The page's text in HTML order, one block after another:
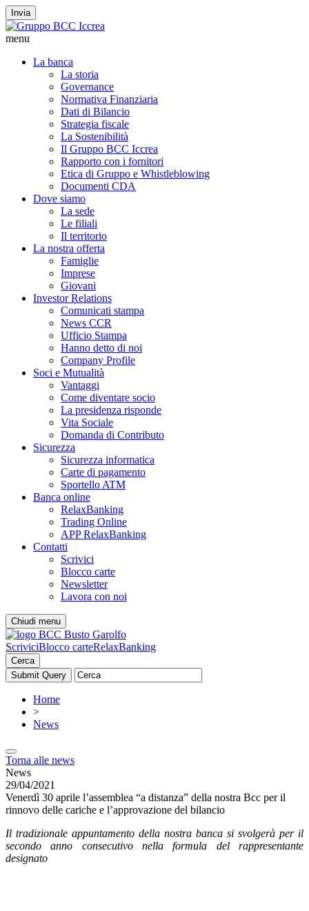
Invia
menu
La banca
La storia
Governance
Normativa Finanziaria
Dati di Bilancio
Strategia fiscale
La Sostenibilità
Il Gruppo BCC Iccrea
Rapporto con i fornitori
Etica di Gruppo e Whistleblowing
Documenti CDA
Dove siamo
La sede
Le filiali
Il territorio
La nostra offerta
Famiglie
Imprese
Giovani
Investor Relations
Comunicati stampa
News CCR
Ufficio Stampa
Hanno detto di noi
Company Profile
Soci e Mutualità
Vantaggi
Come diventare socio
La presidenza risponde
Vita Sociale
Domanda di Contributo
Sicurezza
Sicurezza informatica
Carte di pagamento
Sportello ATM
Banca online
RelaxBanking
Trading Online
APP RelaxBanking
Contatti
Scrivici
Blocco carte
Newsletter
Lavora con noi
Chiudi menu
ScriviciBlocco carteRelaxBanking
Cerca
Home
>
News
Torna alle news
News
29/04/2021
Venerdì 30 aprile l’assemblea “a distanza” della nostra Bcc per il
rinnovo delle cariche e l’approvazione del bilancio
Il tradizionale appuntamento della nostra banca si svolgerà per il
secondo anno consecutivo nella formula del rappresentante
designato